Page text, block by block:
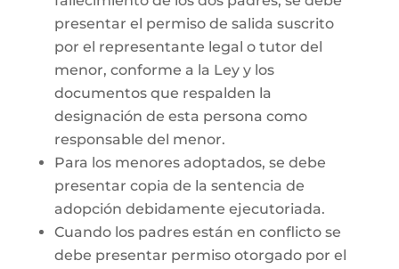
presentar el permiso de salida suscrito
por el representante legal o tutor del
menor, conforme a la Ley y los
documentos que respalden la
designación de esta persona como
responsable del menor.
Para los menores adoptados, se debe
presentar copia de la sentencia de
adopción debidamente ejecutoriada.
Cuando los padres están en conflicto se
debe presentar permiso otorgado por el